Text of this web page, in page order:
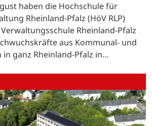
haben die Hochschule für
Rheinland-Pfalz (HöV RLP)
Rheinland-Pfalz
aus Kommunal- und
in ganz Rheinland-Pfalz in…